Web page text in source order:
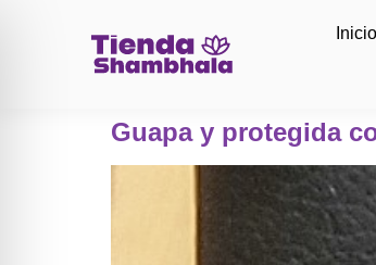
Inicio
Guapa y protegida